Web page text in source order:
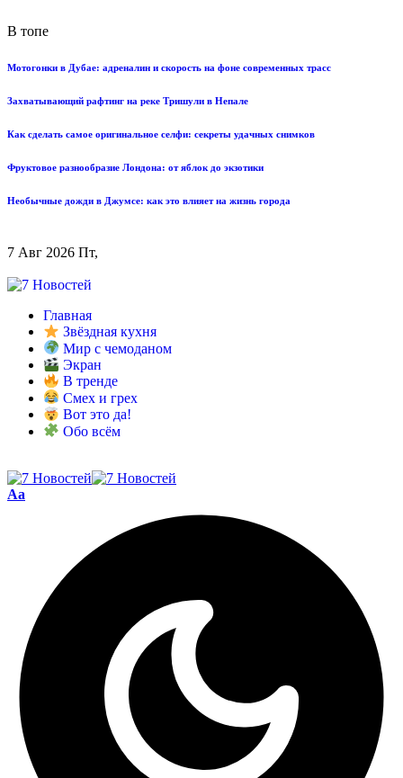
В топе
Мотогонки в Дубае: адреналин и скорость на фоне современных трасс
Захватывающий рафтинг на реке Тришули в Непале
Как сделать самое оригинальное селфи: секреты удачных снимков
Фруктовое разнообразие Лондона: от яблок до экзотики
Необычные дожди в Джумсе: как это влияет на жизнь города
7 Авг 2026 Пт,
Главная
Звёздная кухня
Мир с чемоданом
Экран
В тренде
Смех и грех
Вот это да!
Обо всём
Aa